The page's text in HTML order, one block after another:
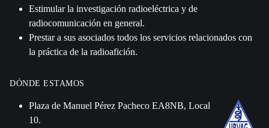
Estimular la investigación radioeléctrica y de
radiocomunicación en general.
Prestar a sus asociados todos los servicios relacionados con
la práctica de la radioafición.
DÓNDE ESTAMOS
Plaza de Manuel Pérez Pacheco EA8NB, Local
10.